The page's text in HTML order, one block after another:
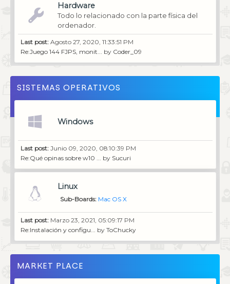
Hardware
Todo lo relacionado con la parte física del
ordenador.
Last post: Agosto 27, 2020, 11:33:51 PM
Re:Juego 144 FJPS, monit...
by Coder_09
SISTEMAS OPERATIVOS
Windows
Last post: Junio 09, 2020, 08:10:39 PM
Re:Qué opinas sobre w10 ... by Sucuri
Linux
Sub-Boards Mac OS X
Last post: Marzo 23, 2021, 05:09:17 PM
Re:Instalación y configu... by ToChucky
MARKET PLACE